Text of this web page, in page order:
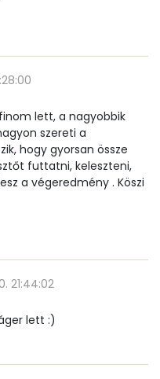
2 micro
0 micro
135 micro
lett, a nagyobbik
szereti a
hogy gyorsan össze
futtatni, keleszteni,
a végeredmény . Köszi
21:44:02
lett :)